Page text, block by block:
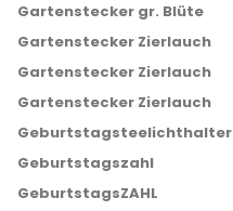
Gartenstecker gr. Blüte
Gartenstecker Zierlauch
Gartenstecker Zierlauch
Gartenstecker Zierlauch
Geburtstagsteelichthalter
Geburtstagszahl
GeburtstagsZAHL